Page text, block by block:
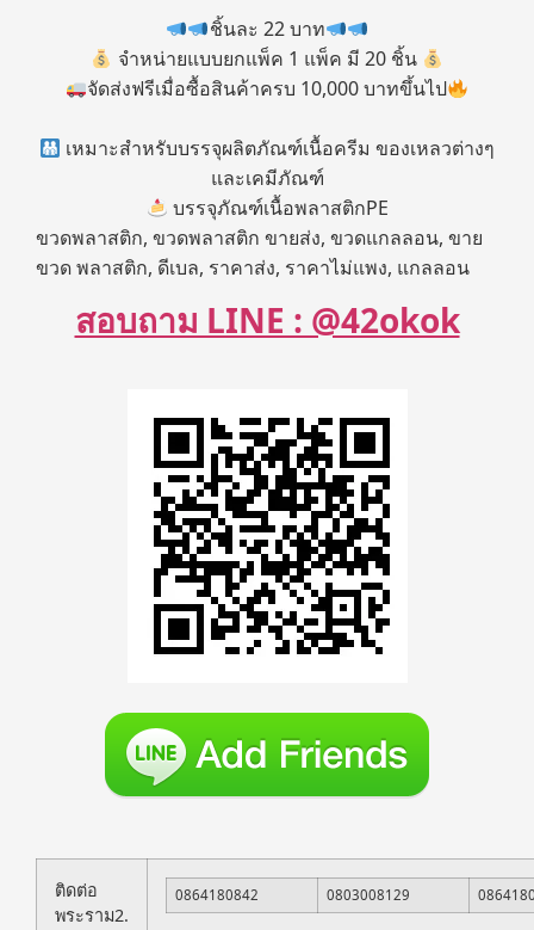
ชิ้นละ 22 บาท
จำหน่ายแบบยกแพ็ค 1 แพ็ค มี 20 ชิ้น
จัดส่งฟรีเมื่อซื้อสินค้าครบ 10,000 บาทขึ้นไป
เหมาะสำหรับบรรจุผลิตภัณฑ์เนื้อครีม ของเหลวต่างๆ
และเคมีภัณฑ์
บรรจุภัณฑ์เนื้อพลาสติกPE
ขวดพลาสติก, ขวดพลาสติก ขายส่ง, ขวดแกลลอน, ขาย
ขวด พลาสติก, ดีเบล, ราคาส่ง, ราคาไม่แพง, แกลลอน
สอบถาม LINE : @42okok
ติดต่อ
พระราม2.
0864180842 0803008129